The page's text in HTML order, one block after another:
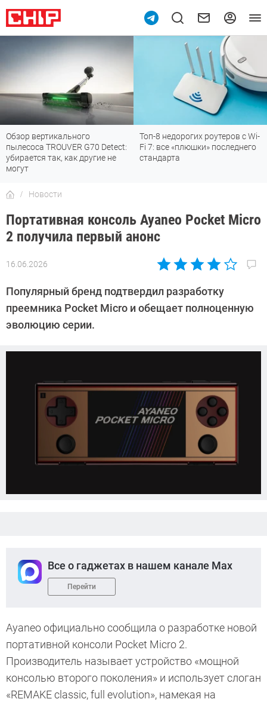
Обзор вертикального
пылесоса TROUVER G70 Detect:
убирается так, как другие не
могут
Топ-8 недорогих роутеров с Wi-
Fi 7: все «плюшки» последнего
стандарта
Новости
Портативная консоль Ayaneo Pocket Micro
2 получила первый анонс
16.06.2026
Автор:
Довлатова
Популярный бренд подтвердил разработку
преемника Pocket Micro и обещает полноценную
эволюцию серии.
Все о гаджетах в нашем канале Max
Перейти
Ayaneo официально сообщила о разработке новой
портативной консоли Pocket Micro 2.
Производитель называет устройство «мощной
консолью второго поколения» и использует слоган
«REMAKE classic, full evolution», намекая на